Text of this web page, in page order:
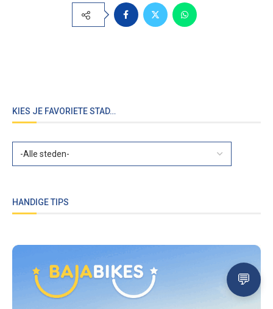
KIES JE FAVORIETE STAD…
HANDIGE TIPS